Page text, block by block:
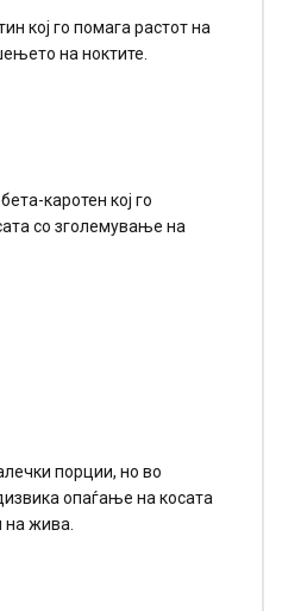
кој го помага растот на
на ноктите.
каротен кој го
со зголемување на
порции, но во
опаѓање на косата
на жива.